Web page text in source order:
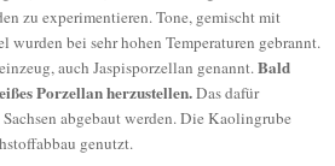
zu experimentieren. Tone, gemischt mit
wurden bei sehr hohen Temperaturen gebrannt.
auch Jaspisporzellan genannt.Bald
Porzellan herzustellen.Das dafür
abgebaut werden. Die Kaolingrube
genutzt.